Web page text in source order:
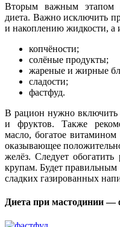
Вторым важным этапом
диета. Важно исключить
и накоплению жидкости, а
копчёности;
солёные продукты;
жареные и жирные
сладости;
фастфуд.
В рацион нужно
и фруктов. Также
масло, богатое
оказывающее
желёз. Следует
крупам. Будет
сладких газированных
Диета при мастодинии —